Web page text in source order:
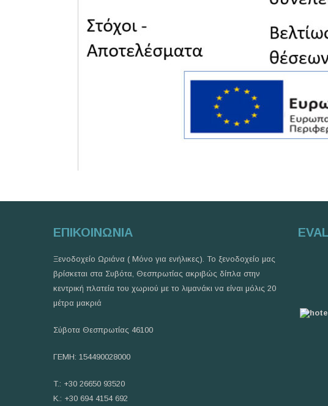
ΕΠΙΚΟΙΝΩΝΙΑ
Ξενοδοχείο Ωριάνα ( Μόνο για ενήλικες). Το ξενοδοχείο μας
βρίσκεται στα Συβότα, Θεσπρωτίας ακριβώς δίπλα στην
κεντρική πλατεία του χωριού με το λιμανάκι να είναι μόλις 20
μέτρα μακριά
Σύβοτα Θεσπρωτίας 46100
ΓΕΜΗ: 154490028000
T.: +30 26650 93520
Κ.: +30 694 4154 692